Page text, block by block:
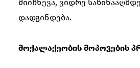
მიიჩნევა, ვიდრე
დადგინდება.
მოქალაქეობის მოპოვების